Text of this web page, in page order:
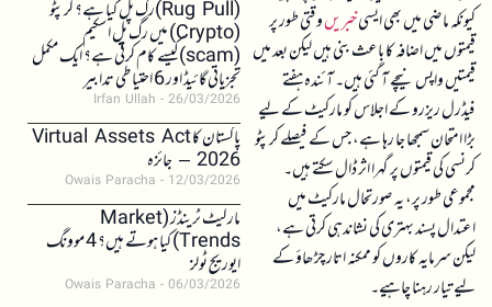
کیونکہ ماضی میں بھی ایسیخبریںوقتی طور پر
قیمتوں میں اضافہ کا باعث بنی ہیں لیکن بعد میں
قیمتیں واپس نیچے آ گئی ہیں۔ آئندہ ہفتے
فیڈرل ریزرو کے اجلاس کو مارکیٹ کے لیے
بڑا امتحان سمجھا جا رہا ہے، جس کے فیصلے کرپٹو
کرنسی کی قیمتوں پر گہرا اثر ڈال سکتے ہیں۔
مجموعی طور پر، یہ صورتحال مارکیٹ میں
اعتدال پسند بہتری کی نشاندہی کرتی ہے،
لیکن سرمایہ کاروں کو ممکنہ اتار چڑھاؤ کے
لیے تیار رہنا چاہیے۔
(Rug Pull)رگ پل کیا ہے؟ کرپٹو
(Crypto) میں رگ پل اسکیم
(scam)کیسے کام کرتی ہے؟ ایک مکمل
تجزیاتی گائیڈ اور 6 احتیاطی تدابیر
Irfan Ullah 26/03/2026
پاکستان کا Virtual Assets Act
2026 – جائزہ
Owais Paracha 12/03/2026
مارکیٹ ٹرینڈز (Market
Trends) کیا ہوتے ہیں؟ 4 موونگ
ایوریج ٹولز
Owais Paracha 06/03/2026